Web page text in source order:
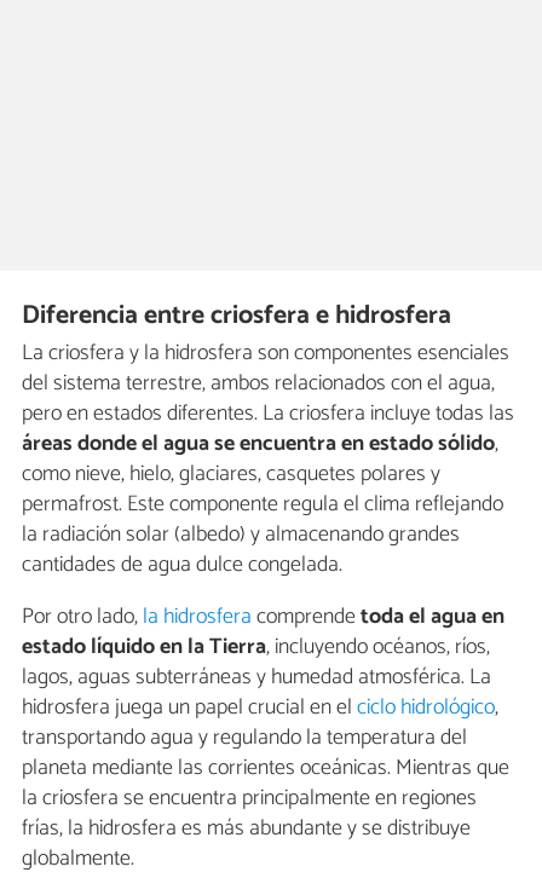
Diferencia entre criosfera e hidrosfera
La criosfera y la hidrosfera son componentes esenciales
del sistema terrestre, ambos relacionados con el agua,
pero en estados diferentes. La criosfera incluye todas las
áreas donde el agua se encuentra en estado sólido,
como nieve, hielo, glaciares, casquetes polares y
permafrost. Este componente regula el clima reflejando
la radiación solar (albedo) y almacenando grandes
cantidades de agua dulce congelada.
Por otro lado,la hidrosferacomprendetoda el agua en
estado líquido en la Tierra, incluyendo océanos, ríos,
lagos, aguas subterráneas y humedad atmosférica. La
hidrosfera juega un papel crucial en elciclo hidrológico,
transportando agua y regulando la temperatura del
planeta mediante las corrientes oceánicas. Mientras que
la criosfera se encuentra principalmente en regiones
frías, la hidrosfera es más abundante y se distribuye
globalmente.